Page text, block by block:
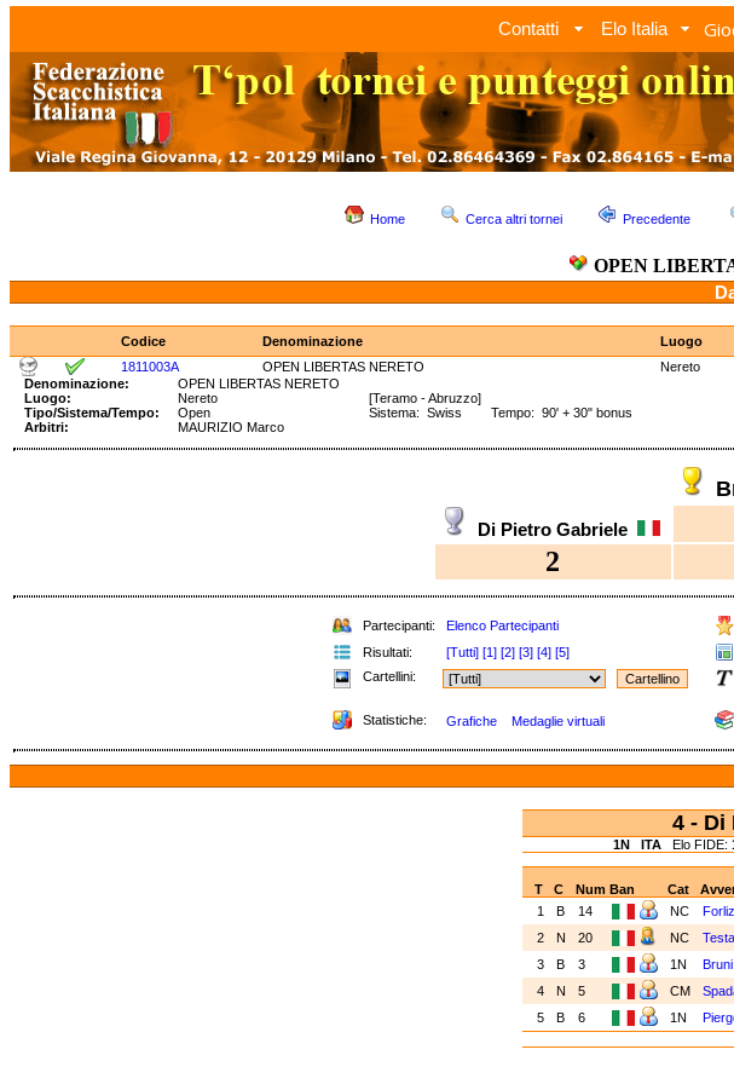
Contatti Elo Italia
Home Cerca altri tornei Precedente
OPEN
Codice Denominazione Luogo
1811003A
OPEN LIBERTAS NERETO Nereto
Denominazione:
OPEN LIBERTAS NERETO
Luogo:
Nereto
[Teramo - Abruzzo]
Tipo/Sistema/Tempo:
Open
Sistema: Swiss Tempo: 90' + 30" bonus
Arbitri:
MAURIZIO Marco
Di Pietro Gabriele
2
Partecipanti: Elenco Partecipanti
Risultati:
[Tutti] [1] [2] [3] [4] [5]
Cartellini:
Statistiche: Grafiche Medaglie virtuali
4 - Di
1N ITA Elo FIDE:
T
C NumBan Cat
1
B 14 NC
2
N 20 NC
3
B 3 1N
4
N 5 CM
5
B 6 1N